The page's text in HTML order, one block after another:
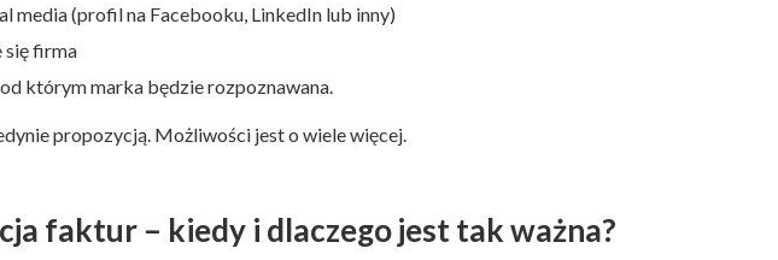
media (profil na Facebooku, LinkedIn lub inny)
firma
którym marka będzie rozpoznawana.
propozycją. Możliwości jest o wiele więcej.
faktur – kiedy i dlaczego jest tak ważna?